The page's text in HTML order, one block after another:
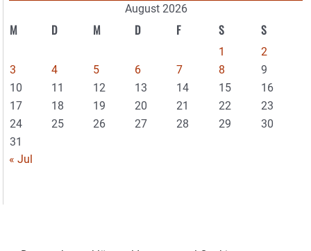
August 2026
M D M D F S S
1
2
3
4 5 6 7 8
9
10
11 12 13 14 15
16
17
18 19 20 21 22
23
24
25 26 27 28 29
30
31
« Jul